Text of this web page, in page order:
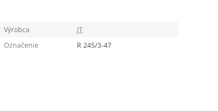
Výrobca
JT
Označenie
R 245/3-47